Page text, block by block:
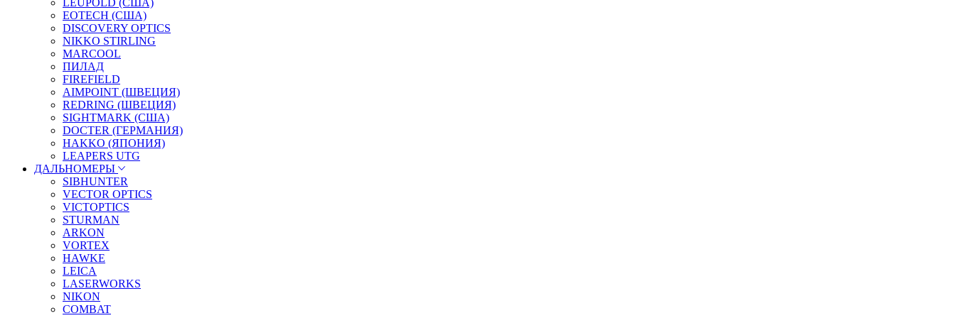
LEUPOLD (США)
EOTECH (США)
DISCOVERY OPTICS
NIKKO STIRLING
MARCOOL
ПИЛАД
FIREFIELD
AIMPOINT (ШВЕЦИЯ)
REDRING (ШВЕЦИЯ)
SIGHTMARK (США)
DOCTER (ГЕРМАНИЯ)
HAKKO (ЯПОНИЯ)
LEAPERS UTG
ДАЛЬНОМЕРЫ
SIBHUNTER
VECTOR OPTICS
VICTOPTICS
STURMAN
ARKON
VORTEX
HAWKE
LEICA
LASERWORKS
NIKON
COMBAT